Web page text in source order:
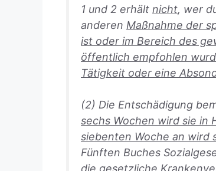
1 und 2 erhält nicht, wer
anderen Maßnahme der
ist oder im Bereich des
öffentlich empfohlen
Tätigkeit oder eine
(2) Die Entschädigung
sechs Wochen wird sie in
siebenten Woche an wird
Fünften Buches
die gesetzliche